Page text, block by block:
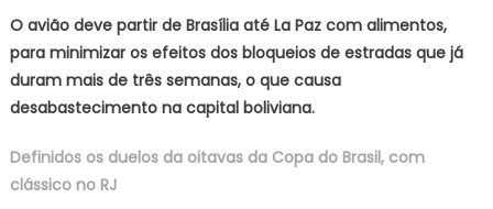
O avião deve partir de Brasília até La Paz com alimentos,
para minimizar os efeitos dos bloqueios de estradas que já
duram mais de três semanas, o que causa
desabastecimento na capital boliviana.
Definidos os duelos da oitavas da Copa do Brasil, com
clássico no RJ